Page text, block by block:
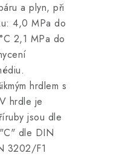
a plyn, při
4,0 MPa do
2,1 MPa do
hrdlem s
hrdle je
jsou dle
dle DIN
3202/F1